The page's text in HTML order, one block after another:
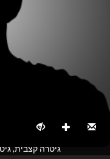
גיטרה קצבית,